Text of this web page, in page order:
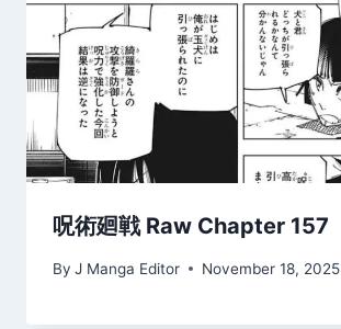
呪術廻戦 Raw Chapter 157
By J Manga Editor November 18, 2025